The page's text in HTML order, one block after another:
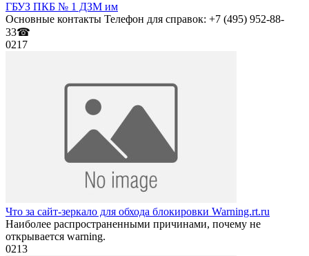
ГБУЗ ПКБ № 1 ДЗМ им
Основные контакты Телефон для справок: +7 (495) 952-88-
33☎
0217
Что за сайт-зеркало для обхода блокировки Warning.rt.ru
Наиболее распространенными причинами, почему не
открывается warning.
0213